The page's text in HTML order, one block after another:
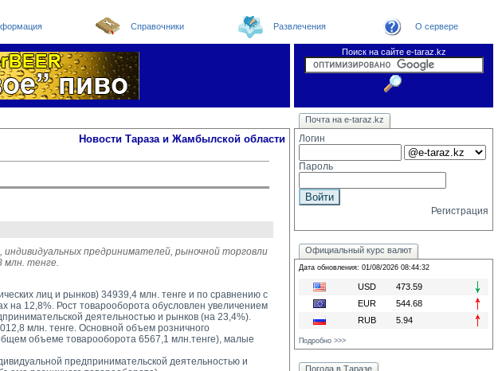
Справочники Развлечения О сервере
Поиск на сайте e-taraz.kz
Новости Погода в Таразе
Телефоный справочник
Видеоконференция
Новости e-taraz
Новости Тараза и Жамбылской области
предринимателей, рыночной торговли
млн. тенге.
лиц и рынков) 34939,4 млн. тенге и по сравнению с
12,8%. Рост товарооборота обусловлен увеличением
деятельностью и рынков (на 23,4%).
млн. тенге. Основной объем розничного
объеме товарооборота 6567,1 млн.тенге), малые
предпринимательской деятельностью и
Почта на e-taraz.kz
Логин
Пароль
Регистрация
Официальный курс валют
Дата обновления: 01/08/2026 08:44:32
USD
473.59
EUR
544.68
RUB
5.94
Подробно >>>
Погода в Таразе